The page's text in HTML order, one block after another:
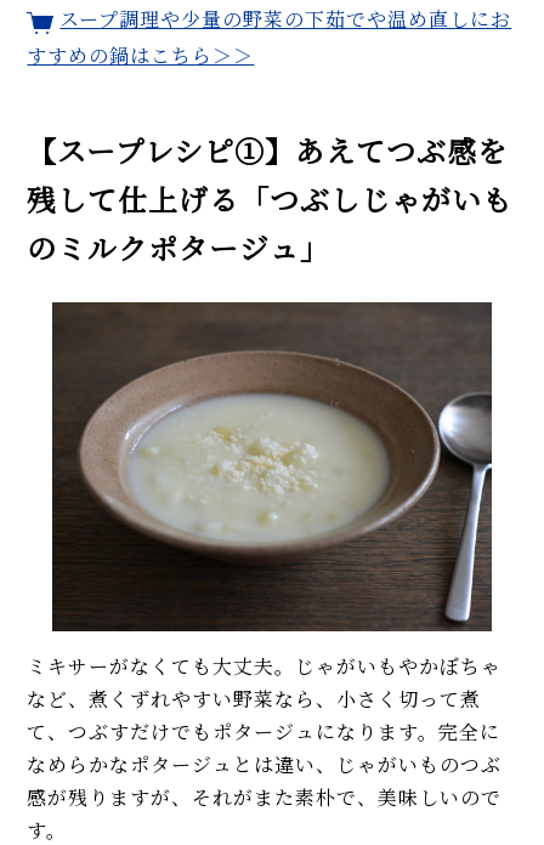
スープ調理や少量の野菜の下茹でや温め直しにお
すすめの鍋はこちら＞＞
【スープレシピ①】あえてつぶ感を
残して仕上げる「つぶしじゃがいも
のミルクポタージュ」
ミキサーがなくても大丈夫。じゃがいもやかぼちゃ
など、煮くずれやすい野菜なら、小さく切って煮
て、つぶすだけでもポタージュになります。完全に
なめらかなポタージュとは違い、じゃがいものつぶ
感が残りますが、それがまた素朴で、美味しいので
す。
【シェフ直伝】シンプルな「じ
ゃがいもガレット」のレシピ。
つなぎなしで外カリカリッ！